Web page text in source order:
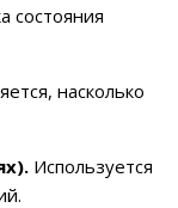
состояния
насколько
Используется